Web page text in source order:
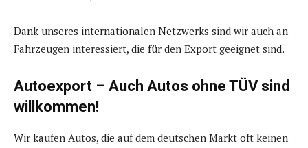
Dank unseres internationalen Netzwerks sind wir auch an
Fahrzeugen interessiert, die für den Export geeignet sind.
Autoexport – Auch Autos ohne TÜV sind
willkommen!
Wir kaufen Autos, die auf dem deutschen Markt oft keinen